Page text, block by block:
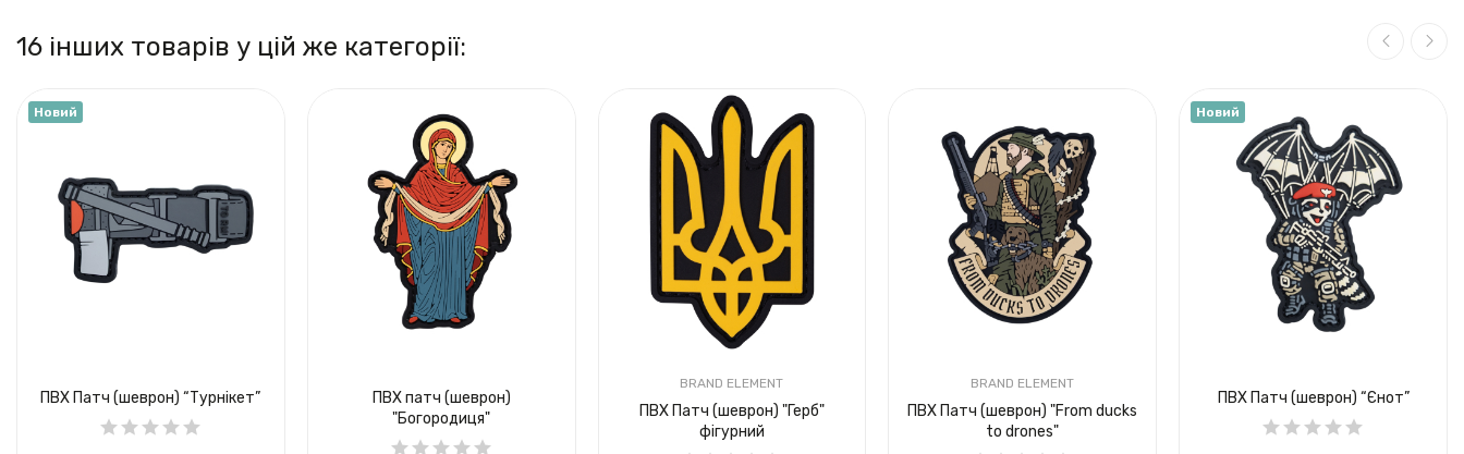
16 інших товарів у цій же категорії:
Новий
ПВХ Патч (шеврон) “Турнікет”
ПВХ патч (шеврон)
"Богородиця"
BRAND ELEMENT
ПВХ Патч (шеврон) "Герб"
фігурний
BRAND ELEMENT
ПВХ Патч (шеврон) "From ducks
to drones"
Новий
ПВХ Патч (шеврон) “Єнот”